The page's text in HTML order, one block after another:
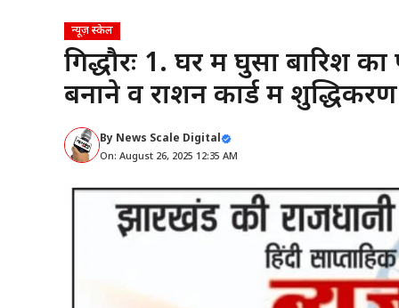
न्यूज़ स्केल
गिद्धौरः 1. घर में घुसा बारिश
बनाने व राशन कार्ड में
By News Scale Digital
On: August 26, 2025 12:35 AM